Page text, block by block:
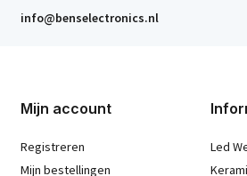
info@benselectronics.nl
Mijn account
Registreren
Mijn bestellingen
Led